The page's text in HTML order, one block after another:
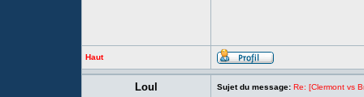
Haut
Loul Sujet du message: Re: [Clermont vs